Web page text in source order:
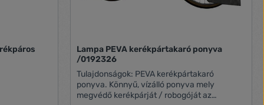
Lampa PEVA kerékpártakaró ponyva
/0192326
Tulajdonságok: PEVA kerékpártakaró
ponyva. Könnyű, vízálló ponyva mely
megvédő kerékpárját / robogóját az